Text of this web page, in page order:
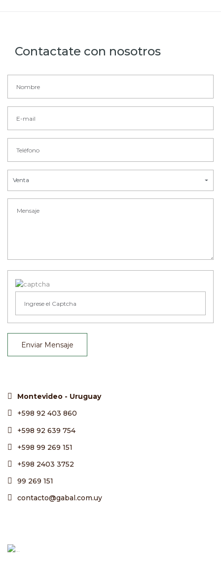
Contactate con nosotros
Venta
Enviar Mensaje
Montevideo - Uruguay
+598 92 403 860
+598 92 639 754
+598 99 269 151
+598 2403 3752
99 269 151
contacto@gabal.com.uy